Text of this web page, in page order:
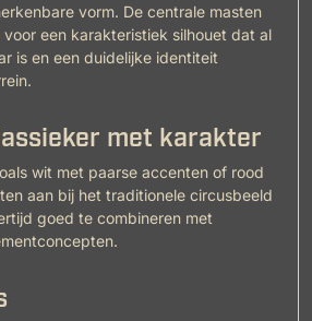
vorm. De centrale masten
een karakteristiek silhouet dat al
is en een duidelijke identiteit
met karakter
wit met paarse accenten of rood
aan bij het traditionele circusbeeld
goed te combineren met